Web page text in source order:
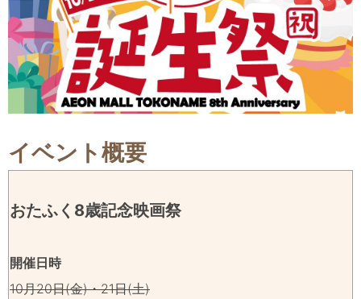
イベント概要
おたふく8歳記念映画祭
開催日時
10月20日(金)・21日(土)